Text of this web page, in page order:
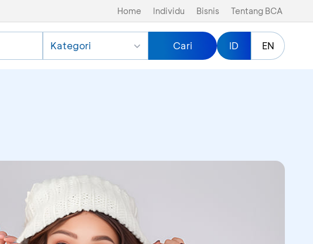
Home Individu Bisnis Tentang BCA
Kategori Cari ID EN